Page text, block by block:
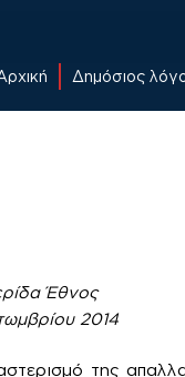
Δημόσιος
Έθνος
2014
της